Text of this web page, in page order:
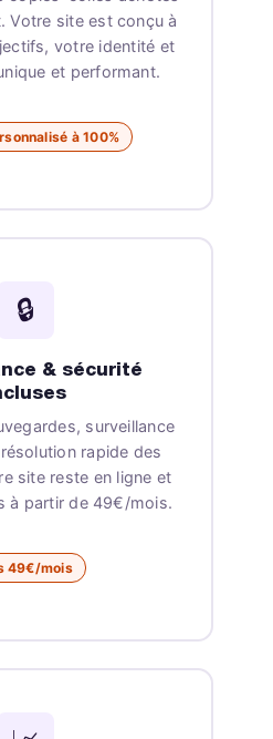
Votre site est conçu à
votre identité et
et performant.
à 100%
🔒
& sécurité
surveillance
rapide des
site reste en ligne et
à partir de 49€/mois.
49€/mois